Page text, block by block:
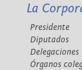
La
Presidente
Diputados
Delegaciones
Órganos